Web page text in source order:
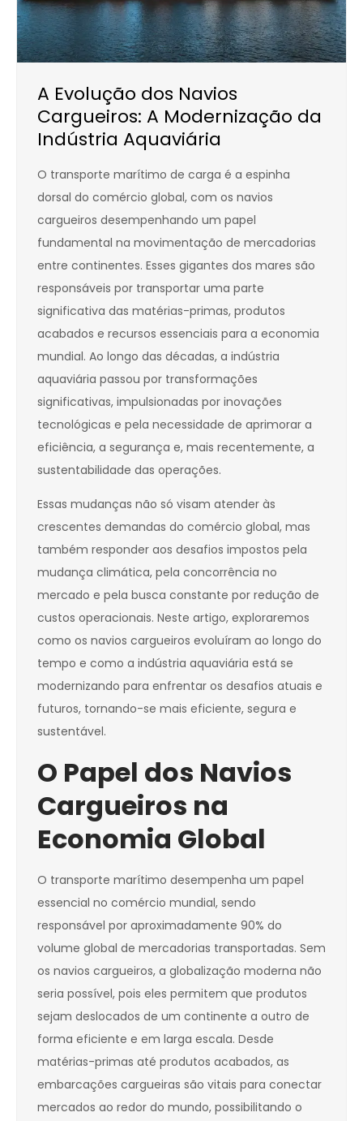
A Evolução dos Navios
Cargueiros: A Modernização da
Indústria Aquaviária
O transporte marítimo de carga é a espinha
dorsal do comércio global, com os navios
cargueiros desempenhando um papel
fundamental na movimentação de mercadorias
entre continentes. Esses gigantes dos mares são
responsáveis por transportar uma parte
significativa das matérias-primas, produtos
acabados e recursos essenciais para a economia
mundial. Ao longo das décadas, a indústria
aquaviária passou por transformações
significativas, impulsionadas por inovações
tecnológicas e pela necessidade de aprimorar a
eficiência, a segurança e, mais recentemente, a
sustentabilidade das operações.
Essas mudanças não só visam atender às
crescentes demandas do comércio global, mas
também responder aos desafios impostos pela
mudança climática, pela concorrência no
mercado e pela busca constante por redução de
custos operacionais. Neste artigo, exploraremos
como os navios cargueiros evoluíram ao longo do
tempo e como a indústria aquaviária está se
modernizando para enfrentar os desafios atuais e
futuros, tornando-se mais eficiente, segura e
sustentável.
O Papel dos Navios
Cargueiros na
Economia Global
O transporte marítimo desempenha um papel
essencial no comércio mundial, sendo
responsável por aproximadamente 90% do
volume global de mercadorias transportadas. Sem
os navios cargueiros, a globalização moderna não
seria possível, pois eles permitem que produtos
sejam deslocados de um continente a outro de
forma eficiente e em larga escala. Desde
matérias-primas até produtos acabados, as
embarcações cargueiras são vitais para conectar
mercados ao redor do mundo, possibilitando o